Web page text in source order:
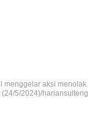
menggelar aksi menolak
5/2024)/hariansulteng